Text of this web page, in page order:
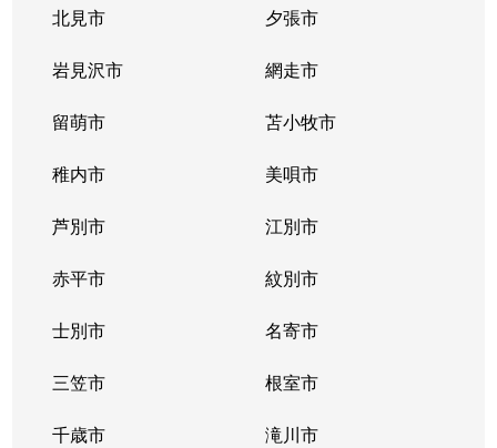
北見市 夕張市
岩見沢市 網走市
留萌市 苫小牧市
稚内市 美唄市
芦別市 江別市
赤平市 紋別市
士別市 名寄市
三笠市 根室市
千歳市 滝川市